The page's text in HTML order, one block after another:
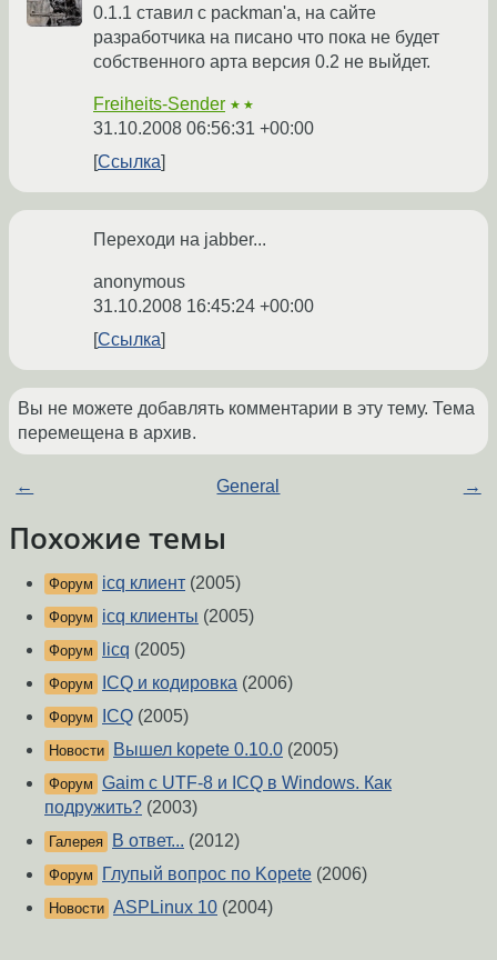
0.1.1 ставил с packman'а, на сайте
разработчика на писано что пока не будет
собственного арта версия 0.2 не выйдет.
Freiheits-Sender ★★
31.10.2008 06:56:31 +00:00
Ссылка
Переходи на jabber...
anonymous
31.10.2008 16:45:24 +00:00
Ссылка
Вы не можете добавлять комментарии в эту тему. Тема
перемещена в архив.
← General →
Похожие темы
Форум icq клиент (2005)
Форум icq клиенты (2005)
Форум licq (2005)
Форум ICQ и кодировка (2006)
Форум ICQ (2005)
Новости Вышел kopete 0.10.0 (2005)
Форум Gaim с UTF-8 и ICQ в Windows. Как
подружить? (2003)
Галерея В ответ... (2012)
Форум Глупый вопрос по Kopete (2006)
Новости ASPLinux 10 (2004)